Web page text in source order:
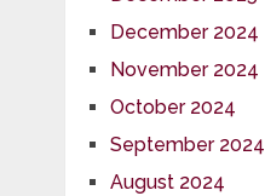
December 2024
November 2024
October 2024
September 2024
August 2024